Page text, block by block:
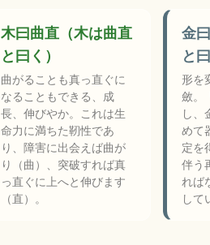
木曰曲直（木は曲直
と曰く）
曲がることも真っ直ぐに
なることもできる、成
長、伸びやか。これは生
命力に満ちた靭性であ
り、障害に出会えば曲が
り（曲）、突破すれば真
っ直ぐに上へと伸びます
（直）。
金
と
形を
斂。
し、
めて
定を
伴う
れば
して